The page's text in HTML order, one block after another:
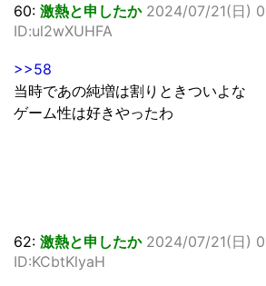
60: 激熱と申したか 2024/07/21(日)
ID:ul2wXUHFA
>>58
当時であの純増は割りときついよな
ゲーム性は好きやったわ
62: 激熱と申したか 2024/07/21(日)
ID:KCbtKlyaH